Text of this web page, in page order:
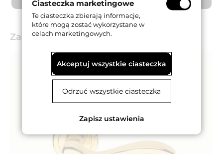
Zastosowanie
Ciasteczka marketingowe
Te ciasteczka zbierają informacje,
które mogą zostać wykorzystane w
celach marketingowych.
Akceptuj wszystkie ciasteczka
Odrzuć wszystkie ciasteczka
Zapisz ustawienia